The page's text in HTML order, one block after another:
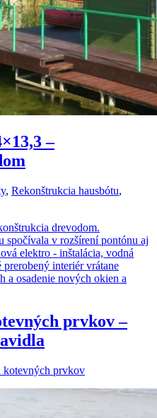
–
, Rekonštrukcia hausbótu,
prvkov –
kotevných prvkov